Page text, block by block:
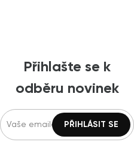
Přihlašte se k
odběru novinek